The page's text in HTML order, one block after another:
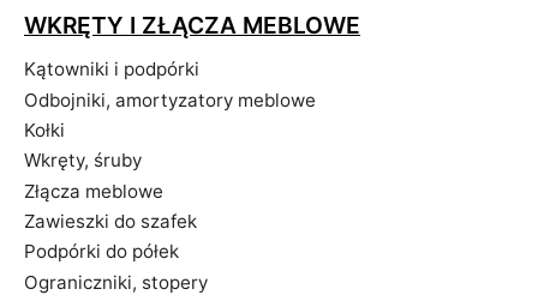
WKRĘTY I ZŁĄCZA MEBLOWE
Kątowniki i podpórki
Odbojniki, amortyzatory meblowe
Kołki
Wkręty, śruby
Złącza meblowe
Zawieszki do szafek
Podpórki do półek
Ograniczniki, stopery